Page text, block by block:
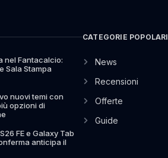
nel Fantacalcio:
Sala Stampa
nuovi temi con
opzioni di
FE e Galaxy Tab
anticipa il
CATEGORIE POPOLARI
News
Recensioni
Offerte
Guide